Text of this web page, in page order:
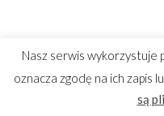
Nasz serwis wykorzystuje
oznacza zgodę na ich zapis
są